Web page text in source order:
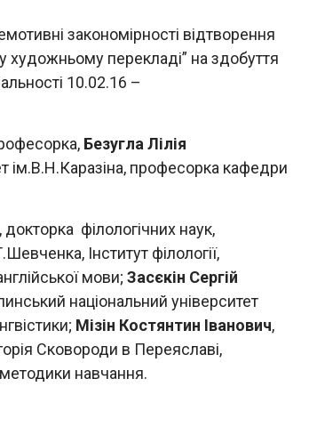
закономірності відтворення
перекладі” на здобуття
10.02.16 –
Безугла Лілія
ім.В.Н.Каразіна, професорка кафедри
, докторка філологічних наук,
Інститут філології,
мови; Засєкін Сергій
національний університет
Мізін Костянтин Іванович,
Сковороди в Переяславі,
методики навчання.